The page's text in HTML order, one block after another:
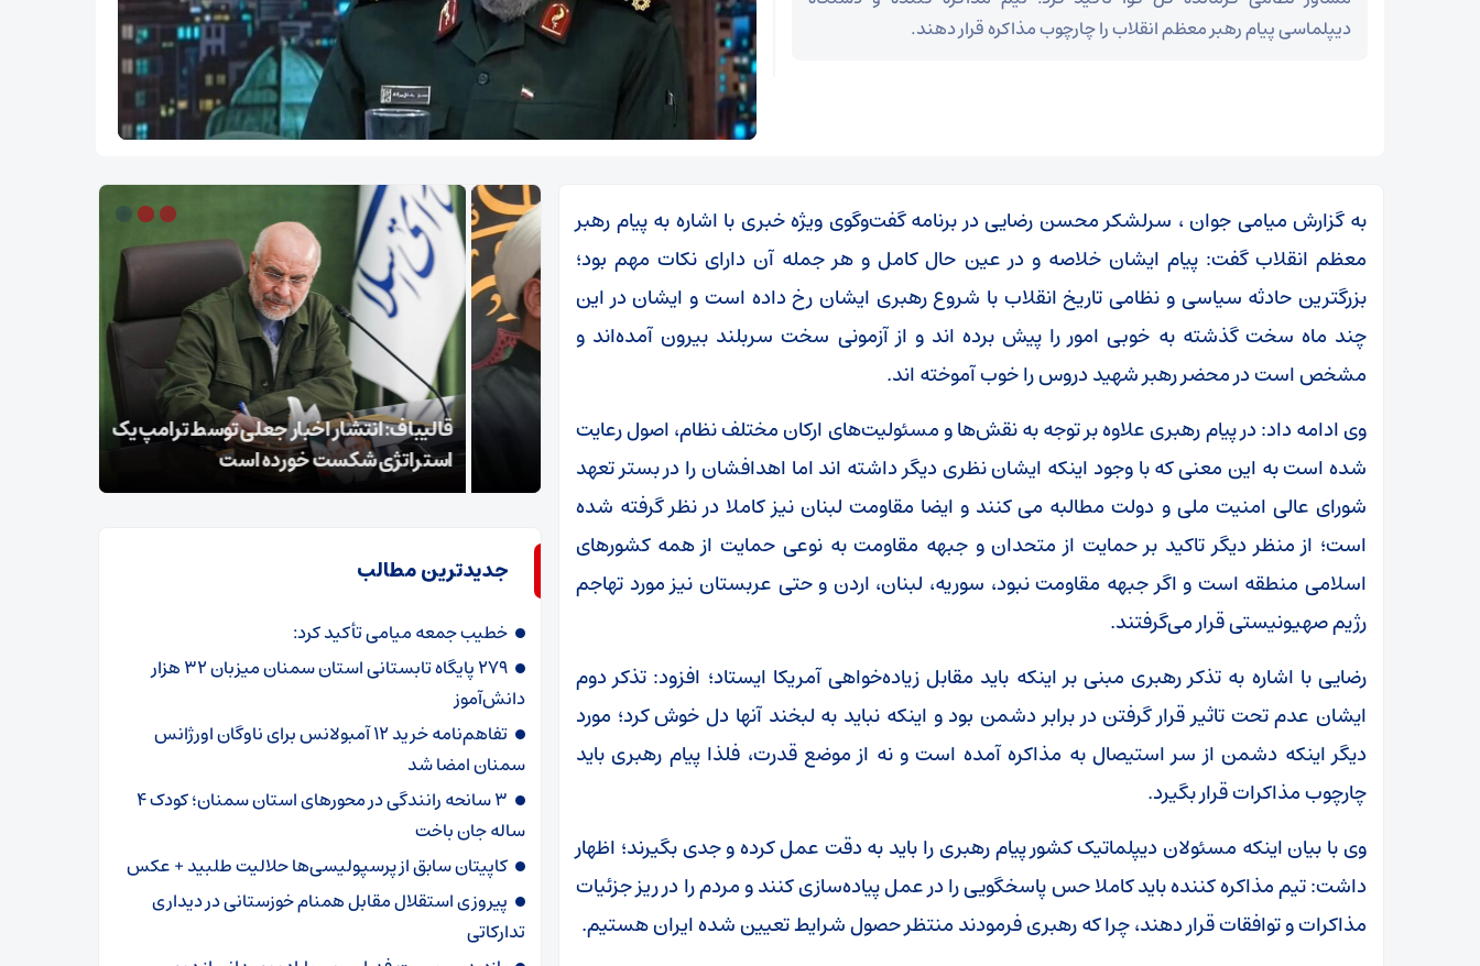
دیپلماسی پیام رهبر معظم انقلاب را چارچوب مذاکره قرار دهند.
به گزارش میامی جوان ، سرلشکر محسن رضایی در برنامه گفت‌وگوی ویژه خبری با اشاره به پیام رهبر
معظم انقلاب گفت: پیام ایشان خلاصه و در عین حال کامل و هر جمله آن دارای نکات مهم بود؛
بزرگترین حادثه سیاسی و نظامی تاریخ انقلاب با شروع رهبری ایشان رخ داده است و ایشان در این
چند ماه سخت گذشته به خوبی امور را پیش برده اند و از آزمونی سخت سربلند بیرون آمده‌اند و
مشخص است در محضر رهبر شهید دروس را خوب آموخته اند.
وی ادامه داد: در پیام رهبری علاوه بر توجه به نقش‌ها و مسئولیت‌های ارکان مختلف نظام، اصول رعایت
شده است به این معنی که با وجود اینکه ایشان نظری دیگر داشته اند اما اهدافشان را در بستر تعهد
شورای عالی امنیت ملی و دولت مطالبه می کنند و ایضا مقاومت لبنان نیز کاملا در نظر گرفته شده
است؛ از منظر دیگر تاکید بر حمایت از متحدان و جبهه مقاومت به نوعی حمایت از همه کشورهای
اسلامی منطقه است و اگر جبهه مقاومت نبود، سوریه، لبنان، اردن و حتی عربستان نیز مورد تهاجم
رژیم صهیونیستی قرار می‌گرفتند.
رضایی با اشاره به تذکر رهبری مبنی بر اینکه باید مقابل زیاده‌خواهی آمریکا ایستاد؛ افزود: تذکر دوم
ایشان عدم تحت تاثیر قرار گرفتن در برابر دشمن بود و اینکه نباید به لبخند آنها دل خوش کرد؛ مورد
دیگر اینکه دشمن از سر استیصال به مذاکره آمده است و نه از موضع قدرت، فلذا پیام رهبری باید
چارچوب مذاکرات قرار بگیرد.
وی با بیان اینکه مسئولان دیپلماتیک کشور پیام رهبری را باید به دقت عمل کرده و جدی بگیرند؛ اظهار
داشت: تیم مذاکره کننده باید کاملا حس پاسخگویی را در عمل پیاده‌سازی کنند و مردم را در ریز جزئیات
مذاکرات و توافقات قرار دهند، چرا که رهبری فرمودند منتظر حصول شرایط تعیین شده ایران هستیم.
محسن رضایی: اجازه باز شدن مسیر دوم در تنگه هرمز
را نخواهیم داد
خطیب جمعه میامی مطرح کرد
خطیب جمعه میامی تأکید کرد:
قالیباف: انتشار اخبار جعلی توسط ترامپ یک
استراتژی شکست خورده است
جدیدترین مطالب
خطیب جمعه میامی تأکید کرد:
۲۷۹ پایگاه تابستانی استان سمنان میزبان ۳۲ هزار
دانش‌آموز
تفاهم‌نامه خرید ۱۲ آمبولانس برای ناوگان اورژانس
سمنان امضا شد
۳ سانحه رانندگی در محورهای استان سمنان؛ کودک ۴
ساله جان باخت
کاپیتان سابق از پرسپولیسی‌ها حلالیت طلبید + عکس
پیروزی استقلال مقابل همنام خوزستانی در دیداری
تدارکاتی